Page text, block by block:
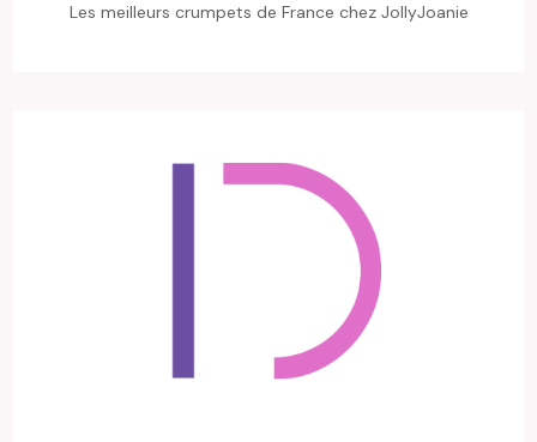
Les meilleurs crumpets de France chez JollyJoanie